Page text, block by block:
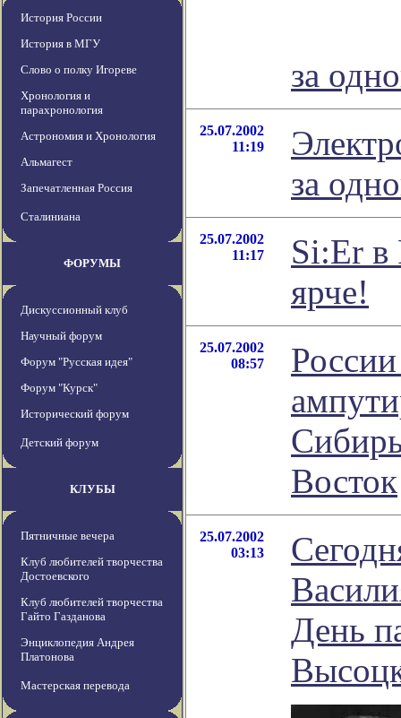
История России
История в МГУ
Слово о полку Игореве
Хронология и
парахронология
Астрономия и Хронология
Альмагест
Запечатленная Россия
Сталиниана
ФОРУМЫ
Дискуссионный клуб
Научный форум
Форум "Русская идея"
Форум "Курск"
Исторический форум
Детский форум
КЛУБЫ
Пятничные вечера
Клуб любителей творчества
Достоевского
Клуб любителей творчества
Гайто Газданова
Энциклопедия Андрея
Платонова
Мастерская перевода
за
25.07.2002
11:19
за
25.07.2002
11:17
Si:Er в
ярче!
25.07.2002
08:57
Восток
25.07.2002
03:13
День